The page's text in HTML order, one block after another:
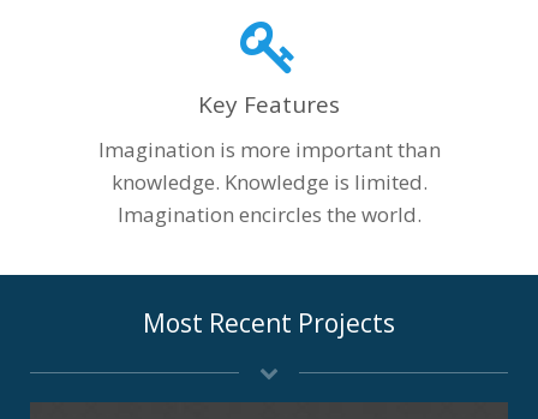
Key Features
Imagination is more important than
knowledge. Knowledge is limited.
Imagination encircles the world.
Most Recent Projects